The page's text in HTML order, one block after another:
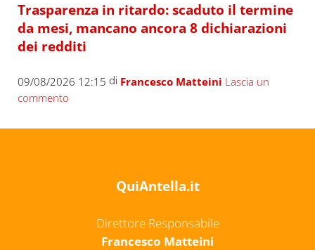
Trasparenza in ritardo: scaduto il termine
da mesi, mancano ancora 8 dichiarazioni
dei redditi
09/08/2026 12:15 di Francesco Matteini Lascia un
commento
QuiAntella.it
Direttore Responsabile
Francesco Matteini